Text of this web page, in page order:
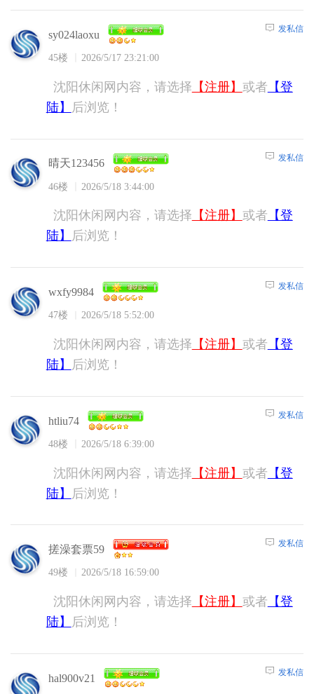
sy024laoxu
45楼 2026/5/17 23:21:00
发私信
沈阳休闲网内容，请选择 【注册】 或者 【登
陆】
后浏览！
晴天123456
46楼 2026/5/18 3:44:00
发私信
沈阳休闲网内容，请选择 【注册】 或者 【登
陆】
后浏览！
wxfy9984
47楼 2026/5/18 5:52:00
发私信
沈阳休闲网内容，请选择 【注册】 或者 【登
陆】
后浏览！
htliu74
48楼 2026/5/18 6:39:00
发私信
沈阳休闲网内容，请选择 【注册】 或者 【登
陆】
后浏览！
搓澡套票59
49楼 2026/5/18 16:59:00
发私信
沈阳休闲网内容，请选择 【注册】 或者 【登
陆】
后浏览！
hal900v21 发私信